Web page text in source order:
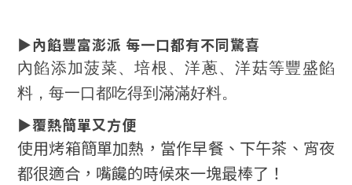
▶內餡豐富澎派 每一口都有不同驚喜
內餡添加菠菜、培根、洋蔥、洋菇等豐盛餡
料，每一口都吃得到滿滿好料。
▶覆熱簡單又方便
使用烤箱簡單加熱，當作早餐、下午茶、宵夜
都很適合，嘴饞的時候來一塊最棒了！